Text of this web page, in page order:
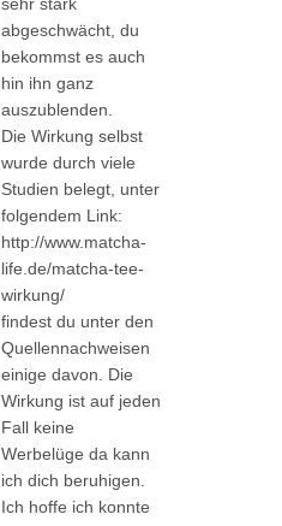
sehr stark
abgeschwächt, du
bekommst es auch
hin ihn ganz
auszublenden.
Die Wirkung selbst
wurde durch viele
Studien belegt, unter
folgendem Link:
http://www.matcha-
life.de/matcha-tee-
wirkung/
findest du unter den
Quellennachweisen
einige davon. Die
Wirkung ist auf jeden
Fall keine
Werbelüge da kann
ich dich beruhigen.
Ich hoffe ich konnte